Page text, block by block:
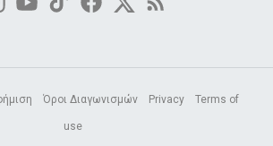
Όροι Διαγωνισμών Privacy Terms of
use